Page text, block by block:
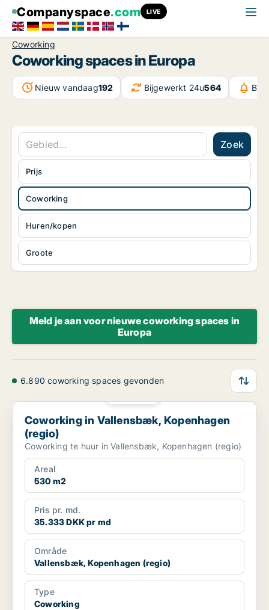
Companyspace.com LIVE
Coworking
Coworking spaces in Europa
Nieuw vandaag192 Bijgewerkt 24u564
Zoek
Coworking
Huren/kopen
Groote
Prijs
Meld je aan voor nieuwe coworking spaces in
Europa
6.890 coworking spaces gevonden
Coworking in Vallensbæk, Kopenhagen (regio)
Coworking in Vallensbæk, Kopenhagen
(regio)
Coworking te huur in Vallensbæk, Kopenhagen (regio)
Areal
530 m2
Pris pr. md.
35.333 DKK pr md
Område
Vallensbæk, Kopenhagen (regio)
Type
Coworking